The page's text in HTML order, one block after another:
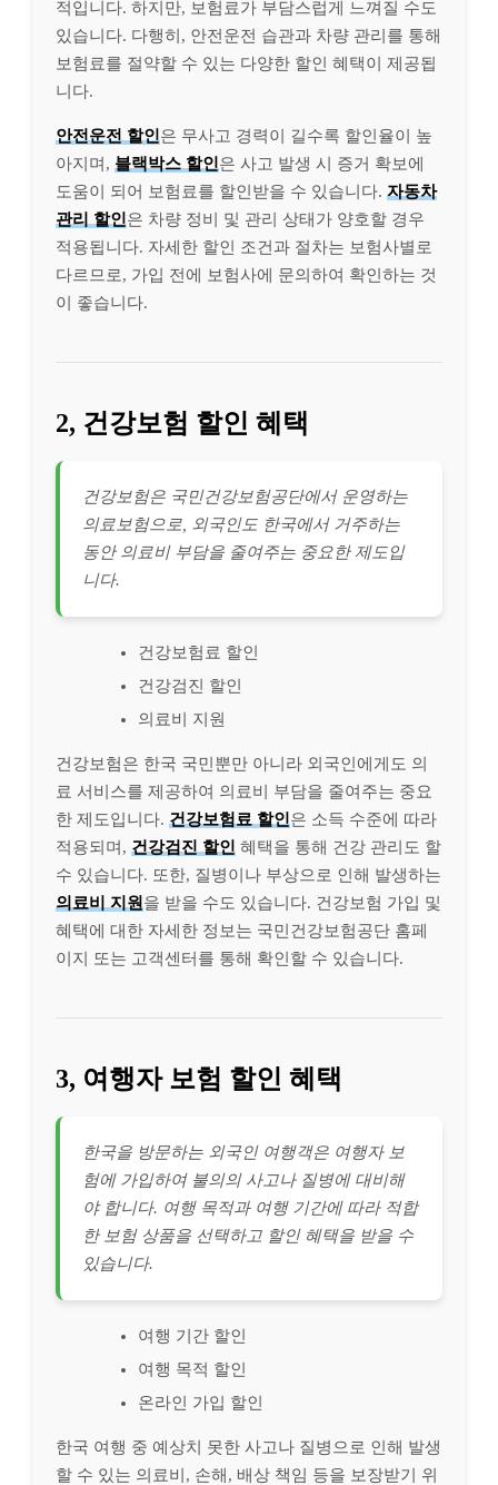
적입니다. 하지만, 보험료가 부담스럽게 느껴질 수도
있습니다. 다행히, 안전운전 습관과 차량 관리를 통해
보험료를 절약할 수 있는 다양한 할인 혜택이 제공됩
니다.
안전운전 할인은 무사고 경력이 길수록 할인율이 높
아지며, 블랙박스 할인은 사고 발생 시 증거 확보에
도움이 되어 보험료를 할인받을 수 있습니다. 자동차
관리 할인은 차량 정비 및 관리 상태가 양호할 경우
적용됩니다. 자세한 할인 조건과 절차는 보험사별로
다르므로, 가입 전에 보험사에 문의하여 확인하는 것
이 좋습니다.
2, 건강보험 할인 혜택
건강보험은 국민건강보험공단에서 운영하는
의료보험으로, 외국인도 한국에서 거주하는
동안 의료비 부담을 줄여주는 중요한 제도입
니다.
건강보험료 할인
건강검진 할인
의료비 지원
건강보험은 한국 국민뿐만 아니라 외국인에게도 의
료 서비스를 제공하여 의료비 부담을 줄여주는 중요
한 제도입니다. 건강보험료 할인은 소득 수준에 따라
적용되며, 건강검진 할인 혜택을 통해 건강 관리도 할
수 있습니다. 또한, 질병이나 부상으로 인해 발생하는
의료비 지원 을 받을 수도 있습니다. 건강보험 가입 및
혜택에 대한 자세한 정보는 국민건강보험공단 홈페
이지 또는 고객센터를 통해 확인할 수 있습니다.
3, 여행자 보험 할인 혜택
한국을 방문하는 외국인 여행객은 여행자 보
험에 가입하여 불의의 사고나 질병에 대비해
야 합니다. 여행 목적과 여행 기간에 따라 적합
한 보험 상품을 선택하고 할인 혜택을 받을 수
있습니다.
여행 기간 할인
여행 목적 할인
온라인 가입 할인
한국 여행 중 예상치 못한 사고나 질병으로 인해 발생
할 수 있는 의료비, 손해, 배상 책임 등을 보장받기 위